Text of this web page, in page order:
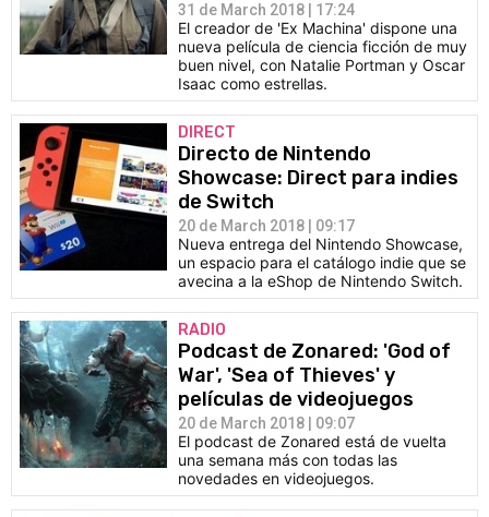
31 de March 2018 | 17:24
El creador de 'Ex Machina' dispone una
nueva película de ciencia ficción de muy
buen nivel, con Natalie Portman y Oscar
Isaac como estrellas.
DIRECT
Directo de Nintendo
Showcase: Direct para indies
de Switch
20 de March 2018 | 09:17
Nueva entrega del Nintendo Showcase,
un espacio para el catálogo indie que se
avecina a la eShop de Nintendo Switch.
RADIO
Podcast de Zonared: 'God of
War', 'Sea of Thieves' y
películas de videojuegos
20 de March 2018 | 09:07
El podcast de Zonared está de vuelta
una semana más con todas las
novedades en videojuegos.